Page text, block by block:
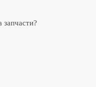
запчасти?